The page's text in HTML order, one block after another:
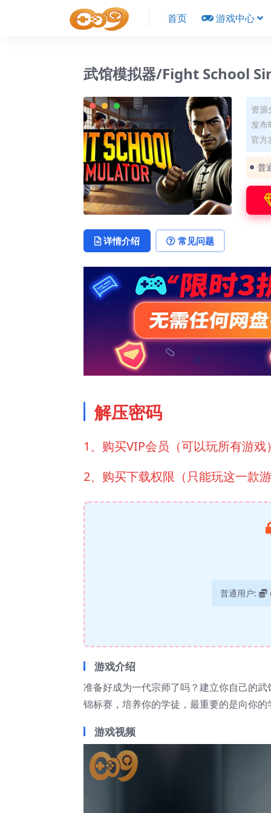
首页 游戏中心
武馆模拟器/Fight School
资
发布
官方
普
详情介绍 常见问题
解压密码
1、购买VIP会员（可以玩所有游
2、购买下载权限（只能玩这一款
普通用户:
游戏介绍
准备好成为一代宗师了吗？建立你自己的
锦标赛，培养你的学徒，最重要的是向你
游戏视频